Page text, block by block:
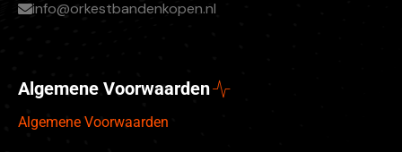
info@orkestbandenkopen.nl
Algemene Voorwaarden
Algemene Voorwaarden